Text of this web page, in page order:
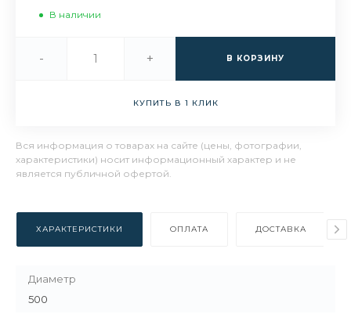
В наличии
- + В КОРЗИНУ
КУПИТЬ В 1 КЛИК
Вся информация о товарах на сайте (цены, фотографии,
характеристики) носит информационный характер и не
является публичной офертой.
ХАРАКТЕРИСТИКИ ОПЛАТА ДОСТАВКА
Диаметр
500